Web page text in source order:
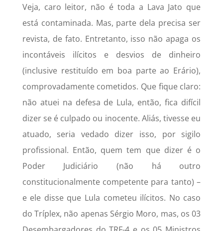
Veja, caro leitor, não é toda a Lava Jato que
está contaminada. Mas, parte dela precisa ser
revista, de fato. Entretanto, isso não apaga os
incontáveis ilícitos e desvios de dinheiro
(inclusive restituído em boa parte ao Erário),
comprovadamente cometidos. Que fique claro:
não atuei na defesa de Lula, então, fica difícil
dizer se é culpado ou inocente. Aliás, tivesse eu
atuado, seria vedado dizer isso, por sigilo
profissional. Então, quem tem que dizer é o
Poder Judiciário (não há outro
constitucionalmente competente para tanto) –
e ele disse que Lula cometeu ilícitos. No caso
do Tríplex, não apenas Sérgio Moro, mas, os 03